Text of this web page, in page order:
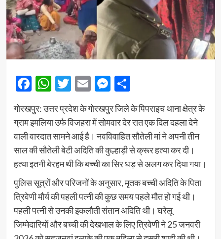
Facebook
WhatsApp
Twitter
EmailMessenger
Share
गोरखपुर: उत्तर प्रदेश के गोरखपुर जिले के पिपराइच थाना क्षेत्र के
ग्राम इमलिया उर्फ विजहरा में सोमवार देर रात एक दिल दहला देने
वाली वारदात सामने आई है। नवविवाहित सौतेली मां ने अपनी तीन
साल की सौतेली बेटी अदिति की कुल्हाड़ी से क्रूर हत्या कर दी।
हत्या इतनी बेरहम थी कि बच्ची का सिर धड़ से अलग कर दिया गया।
पुलिस सूत्रों और परिजनों के अनुसार, मृतक बच्ची अदिति के पिता
त्रिवेणी मौर्य की पहली पत्नी की कुछ समय पहले मौत हो गई थी।
पहली पत्नी से उनकी इकलौती संतान अदिति थी। घरेलू
जिम्मेदारियों और बच्ची की देखभाल के लिए त्रिवेणी ने 25 जनवरी